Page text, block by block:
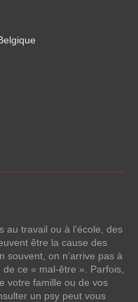
au travail ou à l’école, des
être la cause des
souvent, on n’arrive pas à
ce « mal-être ». Parfois,
votre famille ou de vos
un psy peut vous